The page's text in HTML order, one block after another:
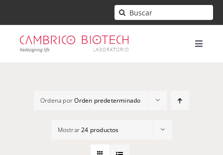
Buscar:
Toggle
Ordena porOrden predeterminado
Mostrar24 productos